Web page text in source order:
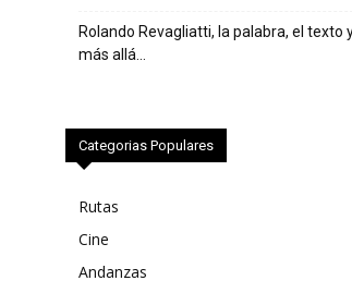
Rolando Revagliatti, la palabra, el texto
más allá…
Categorias Populares
Rutas
Cine
Andanzas